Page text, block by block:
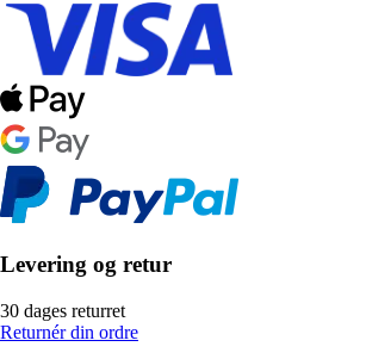
Levering og retur
30 dages returret
Returnér din ordre